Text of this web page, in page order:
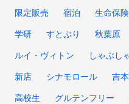
限定販売 宿泊 生命保険
学研 すとぷり 秋葉原
ルイ・ヴィトン しゃぶし
新店 シナモロール 吉
高校生 グルテンフリー